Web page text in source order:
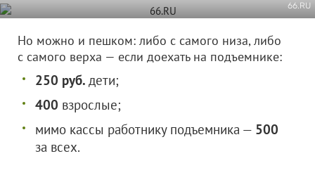
66.RU
Но можно и пешком: либо с самого низа, либо
с самого верха — если доехать на подъемнике:
250 руб. дети;
400 взрослые;
мимо кассы работнику подъемника — 500
за всех.